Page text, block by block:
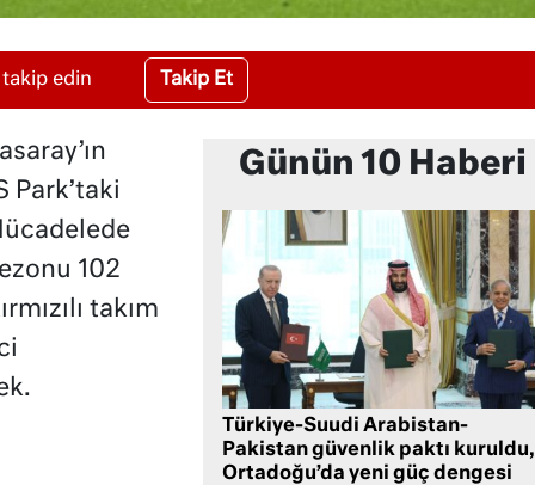
edin Takip Et
Park’taki
102
takım
Günün 10 Haberi
Türkiye-Suudi Arabistan-
Pakistan güvenlik paktı kuruldu,
Ortadoğu’da yeni güç dengesi